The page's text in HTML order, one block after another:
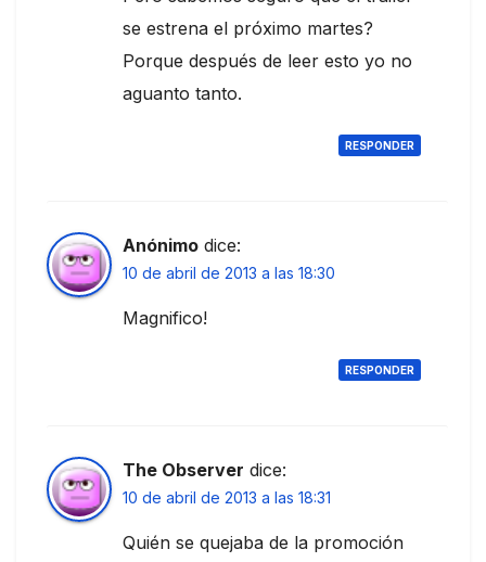
se estrena el próximo martes?
Porque después de leer esto yo no
aguanto tanto.
RESPONDER
Anónimo dice:
10 de abril de 2013 a las 18:30
Magnifico!
RESPONDER
The Observer dice:
10 de abril de 2013 a las 18:31
Quién se quejaba de la promoción